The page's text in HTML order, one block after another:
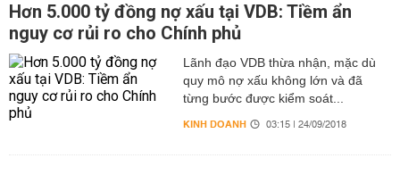
Hơn 5.000 tỷ đồng nợ xấu tại VDB: Tiềm ẩn
nguy cơ rủi ro cho Chính phủ
Lãnh đạo VDB thừa nhận, mặc dù
quy mô nợ xấu không lớn và đã
từng bước được kiểm soát...
KINH DOANH 03:15 | 24/09/2018